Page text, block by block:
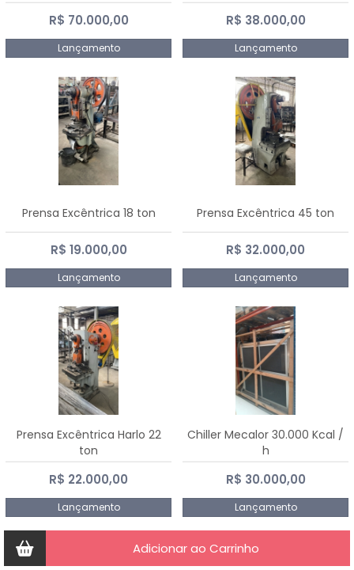
R$ 70.000,00
Lançamento
R$ 38.000,00
Lançamento
Prensa Excêntrica 18 ton
R$ 19.000,00
Lançamento
Prensa Excêntrica 45 ton
R$ 32.000,00
Lançamento
Prensa Excêntrica Harlo 22
ton
R$ 22.000,00
Lançamento
Chiller Mecalor 30.000 Kcal /
h
R$ 30.000,00
Lançamento
Adicionar ao Carrinho